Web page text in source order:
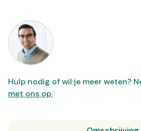
Hulp nodig of wil je meer weten?
met ons op.